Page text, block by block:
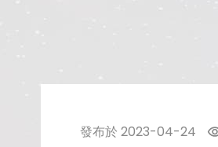
發布於 2023-04-24